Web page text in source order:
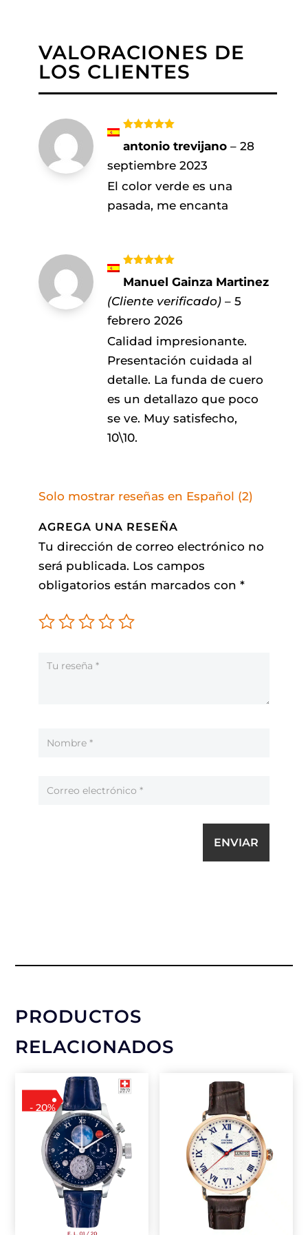
VALORACIONES DE
LOS CLIENTES
con5de 5
antonio trevijano – 28
septiembre 2023
El color verde es una
pasada, me encanta
con 5de 5
Manuel Gainza Martinez
(Cliente verificado) – 5
febrero 2026
Calidad impresionante.
Presentación cuidada al
detalle. La funda de cuero
es un detallazo que poco
se ve. Muy satisfecho,
10\10.
Solo mostrar reseñas en Español (2)
AGREGA UNA RESEÑA
Tu dirección de correo electrónico no
será publicada. Los campos
obligatorios están marcados con *
ENVIAR
PRODUCTOS
RELACIONADOS
- 20%